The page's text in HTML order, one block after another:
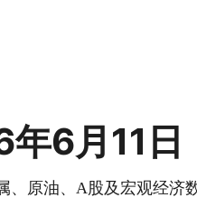
6月11日
、原油、A股及宏观经济